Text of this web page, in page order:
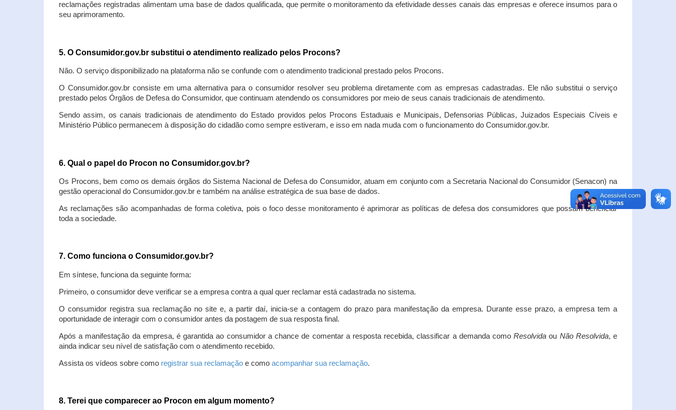
reclamações registradas alimentam uma base de dados qualificada, que permite o monitoramento da efetividade desses canais das empresas e oferece insumos para o
seu aprimoramento.
5. O Consumidor.gov.br substitui o atendimento realizado pelos Procons?
Não. O serviço disponibilizado na plataforma não se confunde com o atendimento tradicional prestado pelos Procons.
O Consumidor.gov.br consiste em uma alternativa para o consumidor resolver seu problema diretamente com as empresas cadastradas. Ele não substitui o serviço
prestado pelos Órgãos de Defesa do Consumidor, que continuam atendendo os consumidores por meio de seus canais tradicionais de atendimento.
Sendo assim, os canais tradicionais de atendimento do Estado providos pelos Procons Estaduais e Municipais, Defensorias Públicas, Juizados Especiais Cíveis e
Ministério Público permanecem à disposição do cidadão como sempre estiveram, e isso em nada muda com o funcionamento do Consumidor.gov.br.
6. Qual o papel do Procon no Consumidor.gov.br?
Os Procons, bem como os demais órgãos do Sistema Nacional de Defesa do Consumidor, atuam em conjunto com a Secretaria Nacional do Consumidor (Senacon) na
gestão operacional do Consumidor.gov.br e também na análise estratégica de sua base de dados.
As reclamações são acompanhadas de forma coletiva, pois o foco desse monitoramento é aprimorar as políticas de defesa dos consumidores que possam beneficiar
toda a sociedade.
7. Como funciona o Consumidor.gov.br?
Em síntese, funciona da seguinte forma:
Primeiro, o consumidor deve verificar se a empresa contra a qual quer reclamar está cadastrada no sistema.
O consumidor registra sua reclamação no site e, a partir daí, inicia-se a contagem do prazo para manifestação da empresa. Durante esse prazo, a empresa tem a
oportunidade de interagir com o consumidor antes da postagem de sua resposta final.
Após a manifestação da empresa, é garantida ao consumidor a chance de comentar a resposta recebida, classificar a demanda comoResolvida ou Não Resolvida, e
ainda indicar seu nível de satisfação com o atendimento recebido.
Assista os vídeos sobre como registrar sua reclamação e como acompanhar sua reclamação.
8. Terei que comparecer ao Procon em algum momento?